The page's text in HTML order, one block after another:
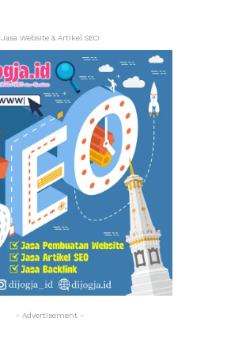
Jasa Website & Artikel SEO
- Advertisement -